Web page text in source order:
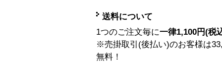
送料について
1つのご注文毎に一律1,100円(税
※売掛取引(後払い)のお客様は
無料！